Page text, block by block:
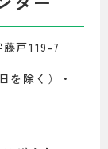
戸119-7
を除く）・